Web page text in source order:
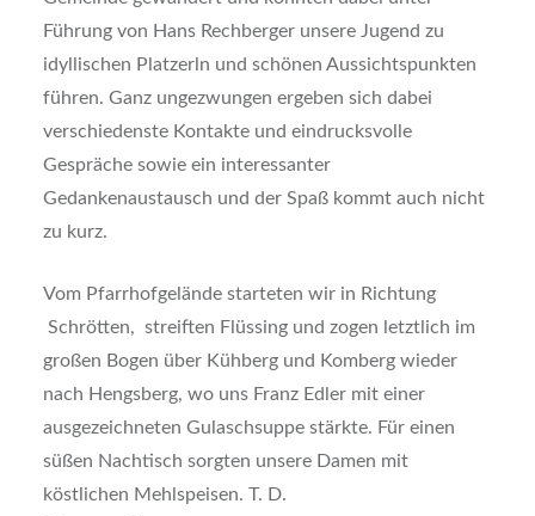
Führung von Hans Rechberger unsere Jugend zu
idyllischen Platzerln und schönen Aussichtspunkten
führen. Ganz ungezwungen ergeben sich dabei
verschiedenste Kontakte und eindrucksvolle
Gespräche sowie ein interessanter
Gedankenaustausch und der Spaß kommt auch nicht
zu kurz.
Vom Pfarrhofgelände starteten wir in Richtung
Schrötten, streiften Flüssing und zogen letztlich im
großen Bogen über Kühberg und Komberg wieder
nach Hengsberg, wo uns Franz Edler mit einer
ausgezeichneten Gulaschsuppe stärkte. Für einen
süßen Nachtisch sorgten unsere Damen mit
köstlichen Mehlspeisen. T. D.